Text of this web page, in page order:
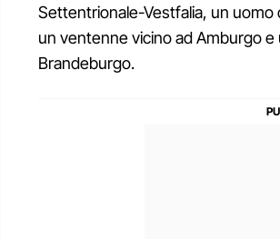
Settentrionale-Vestfalia, un uomo
un ventenne vicino ad Amburgo
Brandeburgo.